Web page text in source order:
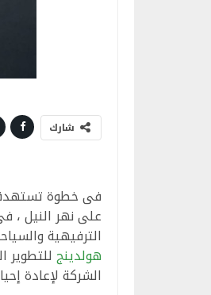
شارك
فى خطوة تستهدف
على نهر النيل ،
الترفيهية
هولدينج
الشركة لإعادة